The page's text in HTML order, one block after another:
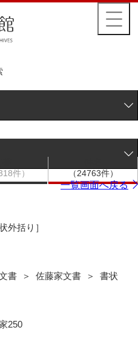
件）
（24763件）
一覧画面へ戻る
外括り］
書 ＞ 佐藤家文書 ＞ 書状
250